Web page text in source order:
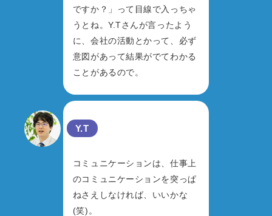
ですか？」って目線で入っちゃ
うとね。Y.Tさんが言ったよう
に、会社の活動とかって、必ず
意図があって結果がでてわかる
ことがあるので。
Y.T
コミュニケーションは、仕事上
のコミュニケーションを突っぱ
ねさえしなければ、いいかな
(笑)。